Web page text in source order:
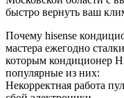
быстро вернуть ваш
Почему hisense
мастера ежегодно
которым кондиционер
популярные из них:
Некорректная работа